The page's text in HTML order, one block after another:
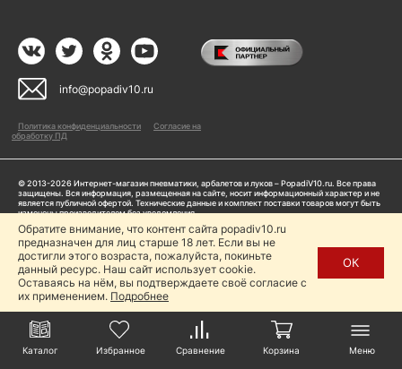
info@popadiv10.ru
Политика конфиденциальности
Согласие на
обработку ПД
© 2013-2026 Интернет-магазин пневматики, арбалетов и луков – PopadiV10.ru. Все права
защищены. Вся информация, размещенная на сайте, носит информационный характер и не
является публичной офертой. Технические данные и комплект поставки товаров могут быть
изменены производителем без уведомления
Пользуясь сайтом Popadiv10.ru, пользователь автоматически соглашается с условиями,
прописанными в
Политике конфиденциальности
Копирование любой информации (тексты, фото, видео и др.) с сайта Popadiv10 запрещено,
за исключением наличия письменного согласия администрации сайта Popadiv10.
Каталог Избранное Сравнение Корзина Меню
Обратите внимание, что контент сайта popadiv10.ru
предназначен для лиц старше 18 лет. Если вы не
достигли этого возраста, пожалуйста, покиньте
данный ресурс. Наш сайт использует cookie.
Оставаясь на нём, вы подтверждаете своё согласие с
их применением. Подробнее
ОК